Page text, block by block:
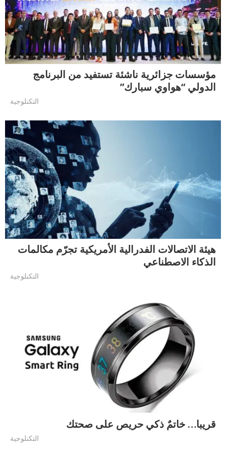
مؤسسات جزائرية ناشئة تستفيد من البرنامج
الدولي “هواوي سبارك”
التكنلوجية
هيئة الاتصالات الفدرالية الأمريكية تجرّم مكالمات
الذكاء الاصطناعي
التكنلوجية
قريبا… خاتمٌ ذكي حريص على صحتك
التكنلوجية